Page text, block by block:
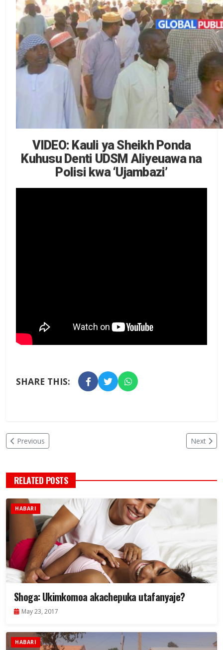
VIDEO: Kauli ya Sheikh Ponda
Kuhusu Denti UDSM Aliyeuawa na
Polisi kwa ‘Ujambazi’
SHARE THIS:
Previous Next
RELATED POSTS
HABARI
Shoga: Ukimkomoa akachepuka utafanyaje?
May 23, 2017
HABARI